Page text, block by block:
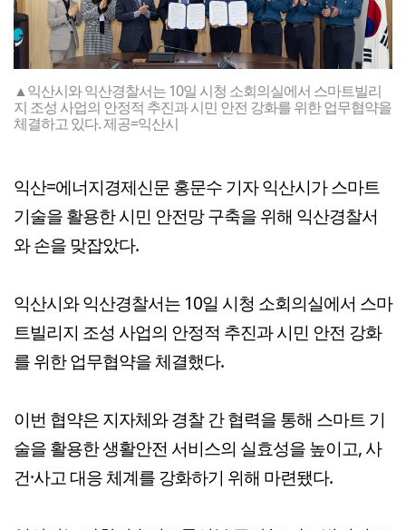
▲익산시와 익산경찰서는 10일 시청 소회의실에서 스마트빌리
지 조성 사업의 안정적 추진과 시민 안전 강화를 위한 업무협약을
체결하고 있다. 제공=익산시
익산=에너지경제신문 홍문수 기자 익산시가 스마트
기술을 활용한 시민 안전망 구축을 위해 익산경찰서
와 손을 맞잡았다.
익산시와 익산경찰서는 10일 시청 소회의실에서 스마
트빌리지 조성 사업의 안정적 추진과 시민 안전 강화
를 위한 업무협약을 체결했다.
이번 협약은 지자체와 경찰 간 협력을 통해 스마트 기
술을 활용한 생활안전 서비스의 실효성을 높이고, 사
건·사고 대응 체계를 강화하기 위해 마련됐다.